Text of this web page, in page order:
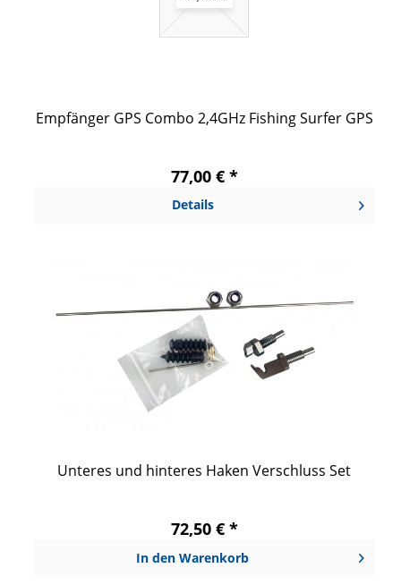
Empfänger GPS Combo 2,4GHz Fishing Surfer GPS
77,00 € *
Details
Unteres und hinteres Haken Verschluss Set
72,50 € *
In den Warenkorb